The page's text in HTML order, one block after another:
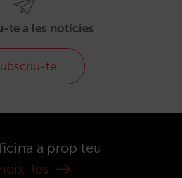
te a les notícies
te
a prop teu
les